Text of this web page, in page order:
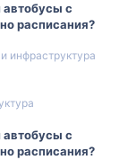
с
расписания?
инфраструктура
с
расписания?